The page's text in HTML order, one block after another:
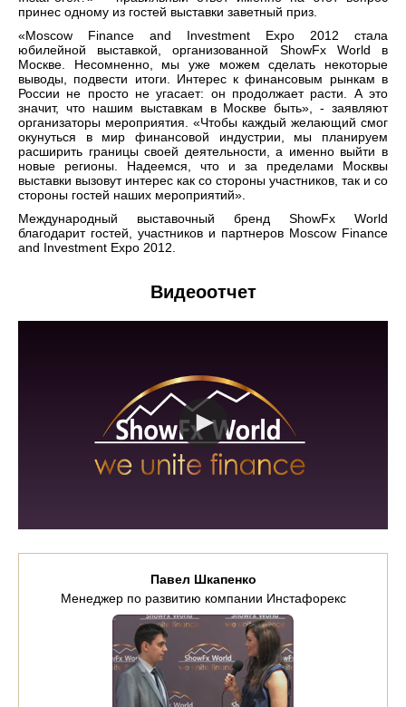
принес одному из гостей выставки заветный приз.
«Moscow Finance and Investment Expo 2012 стала
юбилейной выставкой, организованной ShowFx World в
Москве. Несомненно, мы уже можем сделать некоторые
выводы, подвести итоги. Интерес к финансовым рынкам в
России не просто не угасает: он продолжает расти. А это
значит, что нашим выставкам в Москве быть», - заявляют
организаторы мероприятия. «Чтобы каждый желающий смог
окунуться в мир финансовой индустрии, мы планируем
расширить границы своей деятельности, а именно выйти в
новые регионы. Надеемся, что и за пределами Москвы
выставки вызовут интерес как со стороны участников, так и со
стороны гостей наших мероприятий».
Международный выставочный бренд ShowFx World
благодарит гостей, участников и партнеров Moscow Finance
and Investment Expo 2012.
Видеоотчет
Павел Шкапенко
Менеджер по развитию компании Инстафорекс